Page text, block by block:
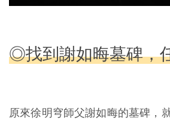
◎找到謝如晦墓碑，
原來徐明穹師父謝如晦的墓碑，